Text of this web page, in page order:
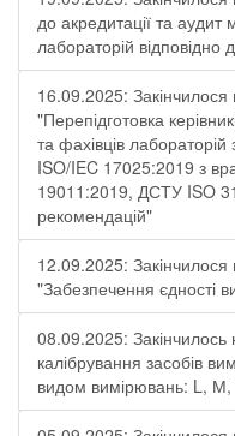
до акредитації та аудит
лабораторій
16.09.2025:
"Перепідготовка
та фахівців
ISO/IEC 17025:2019 з
19011:2019, ДСТУ ISO
рекомендацій"
12.09.2025:
"Забезпечення єдності
08.09.2025: Закінчилось
калібрування засобів
видом вимірювань: L,